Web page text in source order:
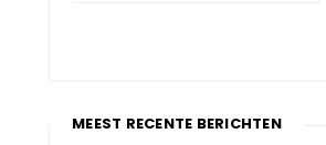
MEEST RECENTE BERICHTEN